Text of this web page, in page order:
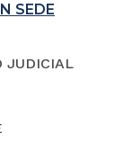
SEDE
JUDICIAL